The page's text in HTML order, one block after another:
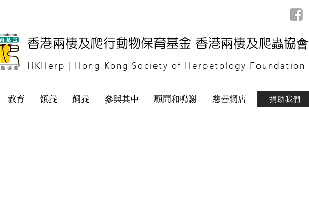
​香港兩棲及爬行動物保育基金 香港兩棲及爬蟲協會
HKHerp | Hong Kong Society of Herpetology Foundation
教育 領養 飼養 參與其中 顧問和鳴謝 慈善網店 捐助我們